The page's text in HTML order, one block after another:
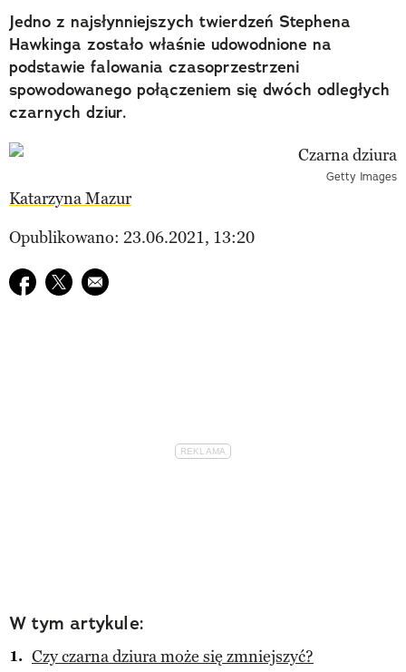
Jedno z najsłynniejszych twierdzeń Stephena
Hawkinga zostało właśnie udowodnione na
podstawie falowania czasoprzestrzeni
spowodowanego połączeniem się dwóch odległych
czarnych dziur.
Getty Images
Katarzyna Mazur
Opublikowano: 23.06.2021, 13:20
Udostępnij na facebook
Udostępnij na twitter
E-mail do przyjaciela
W tym artykule:
Czy czarna dziura może się zmniejszyć?